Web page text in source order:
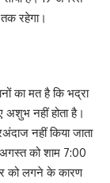
रहेगा।
का मत है कि भद्रा
अशुभ नहीं होता है।
नहीं किया जाता
को शाम 7:00
को लगने के कारण